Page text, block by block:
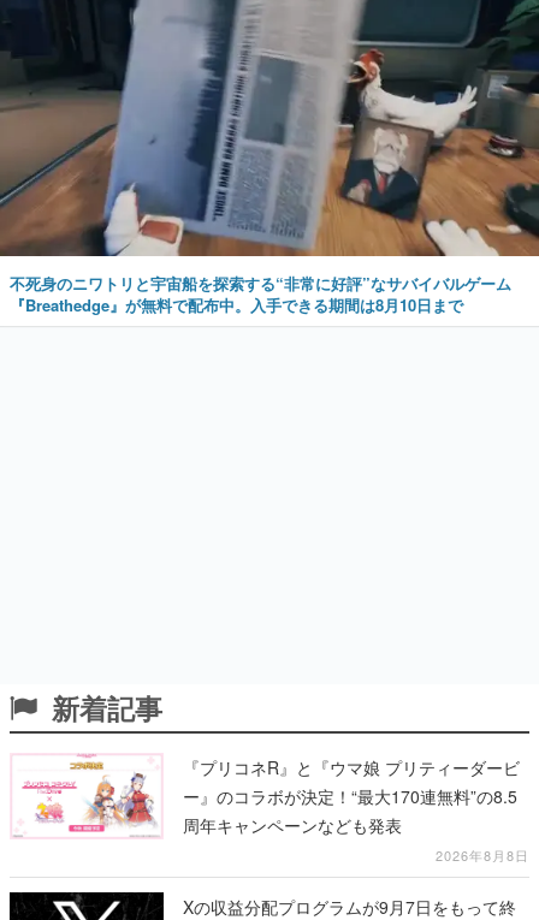
不死身のニワトリと宇宙船を探索する“非常に好評”なサバイバルゲーム
『Breathedge』が無料で配布中。入手できる期間は8月10日まで
新着記事
『プリコネR』と『ウマ娘 プリティーダービ
ー』のコラボが決定！“最大170連無料”の8.5
周年キャンペーンなども発表
2026年8月8日
Xの収益分配プログラムが9月7日をもって終